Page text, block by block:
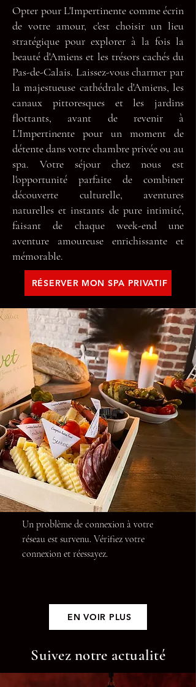
Opter pour L'Impertinente comme écrin
de votre amour, c'est choisir un lieu
stratégique pour explorer à la fois la
beauté d'Amiens et les trésors cachés du
Pas-de-Calais. Laissez-vous charmer par
la majestueuse cathédrale d'Amiens, les
canaux pittoresques et les jardins
flottants, avant de revenir à
L'Impertinente pour un moment de
détente dans votre chambre privée ou au
spa. Votre séjour chez nous est
l'opportunité parfaite de combiner
découverte culturelle, aventures
naturelles et instants de pure intimité,
faisant de chaque week-end une
aventure amoureuse enrichissante et
mémorable.
RÉSERVER MON SPA PRIVATIF
Un problème de connexion à votre
réseau est survenu. Vérifiez votre
connexion et réessayez.
EN VOIR PLUS
Suivez notre actualité